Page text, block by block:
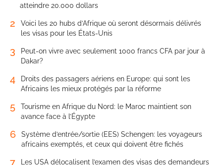
atteindre 20.000 dollars
2
Voici les 20 hubs d’Afrique où seront désormais délivrés
les visas pour les États-Unis
3
Peut-on vivre avec seulement 1000 francs CFA par jour à
Dakar?
4
Droits des passagers aériens en Europe: qui sont les
Africains les mieux protégés par la réforme
5
Tourisme en Afrique du Nord: le Maroc maintient son
avance face à l’Égypte
6
Système d’entrée/sortie (EES) Schengen: les voyageurs
africains exemptés, et ceux qui doivent être fichés
7
Les USA délocalisent l’examen des visas des demandeurs